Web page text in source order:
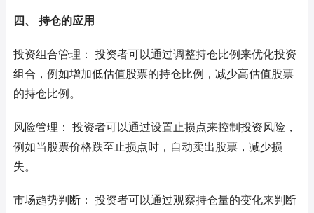
四、 持仓的应用
投资组合管理： 投资者可以通过调整持仓比例来优化投资
组合，例如增加低估值股票的持仓比例，减少高估值股票
的持仓比例。
风险管理： 投资者可以通过设置止损点来控制投资风险，
例如当股票价格跌至止损点时，自动卖出股票，减少损
失。
市场趋势判断： 投资者可以通过观察持仓量的变化来判断